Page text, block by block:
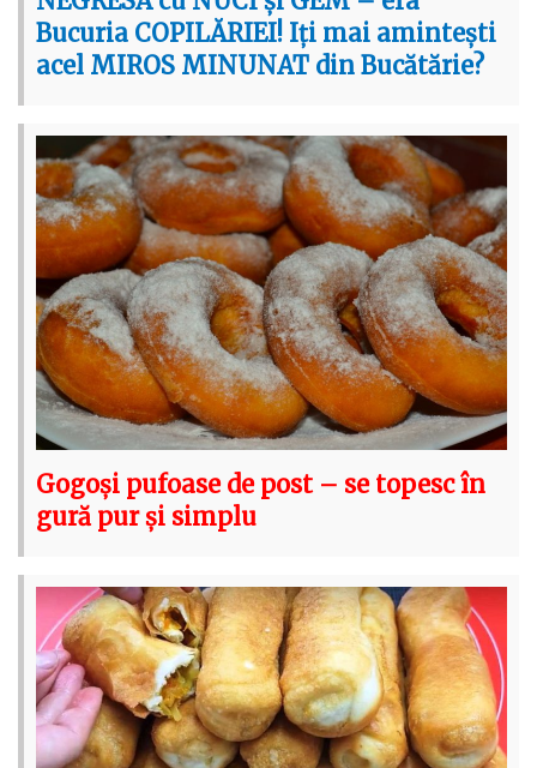
Bucuria COPILĂRIEI! Iți mai amintești
acel MIROS MINUNAT din Bucătărie?
Gogoși pufoase de post – se topesc în
gură pur și simplu